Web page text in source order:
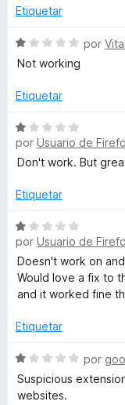
u
d
i
o
o
1
d
5
l
r
ó
o
1
d
e
Etiquetar
S
e
a
o
r
ó
o
1
d
e
5
por
Not working
Etiquetar
S
e
v
l
r
ó
c
o
n
d
5
por Usuario de
Don't work. But
Etiquetar
S
e
v
a
r
c
o
n
por Usuario de
Doesn't work on
Would love a fix to
and it worked fine
Etiquetar
S
e
v
por
Suspicious
websites.